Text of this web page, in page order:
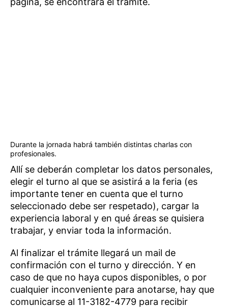
Durante la jornada habrá también distintas charlas con
profesionales.
Allí se deberán completar los datos personales,
elegir el turno al que se asistirá a la feria (es
importante tener en cuenta que el turno
seleccionado debe ser respetado), cargar la
experiencia laboral y en qué áreas se quisiera
trabajar, y enviar toda la información.
Al finalizar el trámite llegará un mail de
confirmación con el turno y dirección. Y en
caso de que no haya cupos disponibles, o por
cualquier inconveniente para anotarse, hay que
comunicarse al 11-3182-4779 para recibir